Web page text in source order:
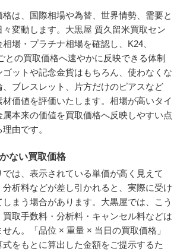
は、国際相場や為替、世界情勢、需要と
変動します。大黒屋 質久留米買取セン
場・プラチナ相場を確認し、K24、
との買取価格へ速やかに反映できる体制
ットや記念金貨はもちろん、使わなくな
、ブレスレット、片方だけのピアスなど
材価値を評価いたします。相場が高いタイ
属本来の価値を買取価格へ反映しやすい点
由です。
ない買取価格
は、表示されている単価が高く見えて
分析料などが差し引かれると、実際に受け
まう場合があります。大黒屋では、こう
買取手数料・分析料・キャンセル料などは
ん。「品位 × 重量 × 当日の買取価格」
をもとに算出した金額をご提示するた